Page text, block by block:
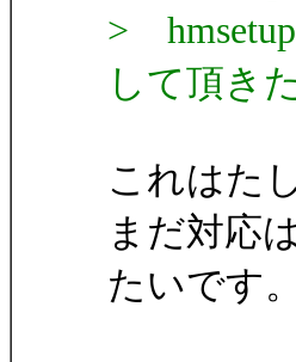
>
して頂き
これはた
まだ対応
たいです。